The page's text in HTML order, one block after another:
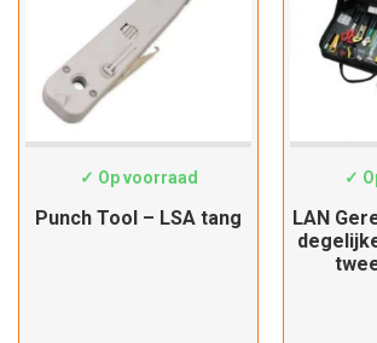
✓ Op voorraad
Punch Tool – LSA tang
✓
LAN